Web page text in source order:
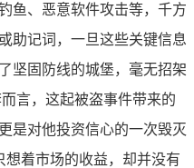
鱼、恶意软件攻击等，千方
助记词，一旦这些关键信息
坚固防线的城堡，毫无招架
言，这起被盗事件带来的
是对他投资信心的一次毁灭
想着市场的收益，却并没有